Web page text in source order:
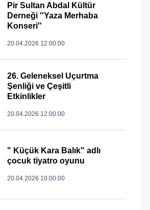
Pir Sultan Abdal Kültür
Derneği ''Yaza Merhaba
Konseri''
20.04.2026 12:00:00
26. Geleneksel Uçurtma
Şenliği ve Çeşitli
Etkinlikler
20.04.2026 12:00:00
" Küçük Kara Balık" adlı
çocuk tiyatro oyunu
20.04.2026 10:00:00